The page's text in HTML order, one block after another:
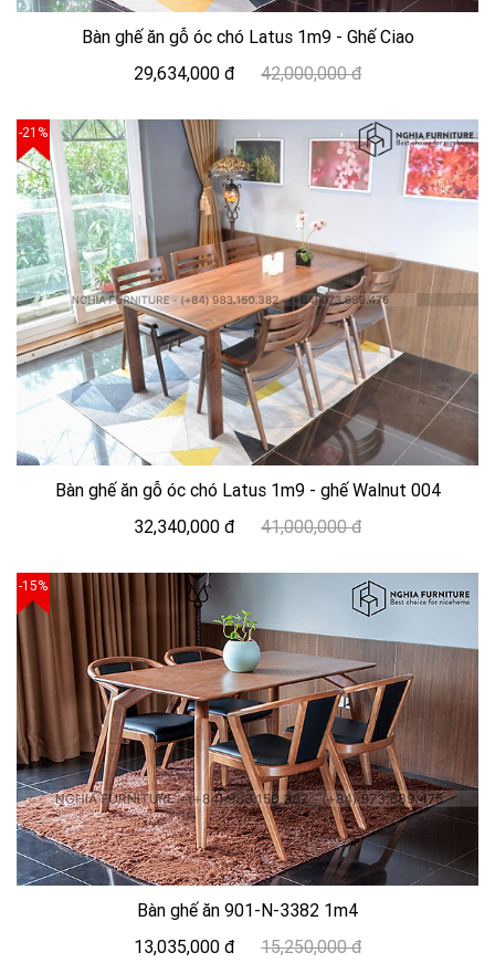
Bàn ghế ăn gỗ óc chó Latus 1m9 - Ghế Ciao
29,634,000 đ
42,000,000 đ
-21%
Bàn ghế ăn gỗ óc chó Latus 1m9 - ghế Walnut 004
32,340,000 đ
41,000,000 đ
-15%
Bàn ghế ăn 901-N-3382 1m4
13,035,000 đ
15,250,000 đ